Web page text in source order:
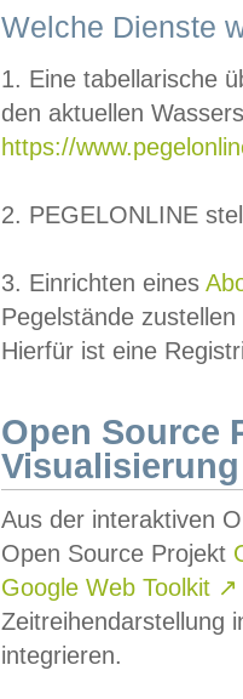
Welche Dienste
1. Eine tabellarische
den aktuellen
https://
2. PEGELONLINE
3. Einrichten eines
Pegelstände
Hierfür ist eine
Open Source
Visualisierung
Aus der interaktiven
Open Source Projekt
Google Web Toolkit ↗
Zeitreihendarstellung
integrieren.